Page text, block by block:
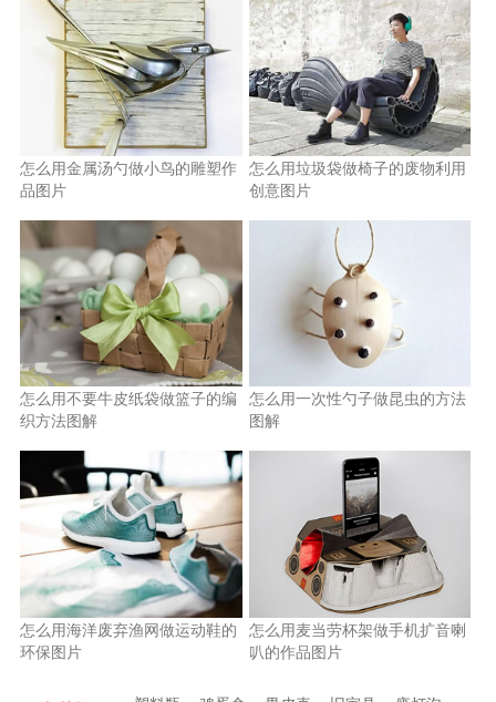
怎么用金属汤勺做小鸟的雕塑作
品图片
怎么用垃圾袋做椅子的废物利用
创意图片
怎么用不要牛皮纸袋做篮子的编
织方法图解
怎么用一次性勺子做昆虫的方法
图解
怎么用海洋废弃渔网做运动鞋的
环保图片
怎么用麦当劳杯架做手机扩音喇
叭的作品图片